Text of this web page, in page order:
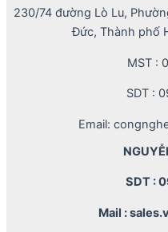
230/74 đường Lò Lu,
Đức, Thành phố
MST :
SDT :
Email:
SDT :
Mail :